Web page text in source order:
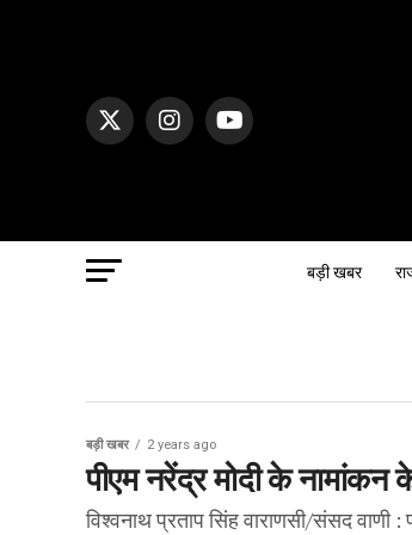
बड़ी खबर
बड़ी खबर 2 years ago
पीएम नरेंद्र मोदी के नामांकन
विश्वनाथ प्रताप सिंह वाराणसी/संसद वाणी